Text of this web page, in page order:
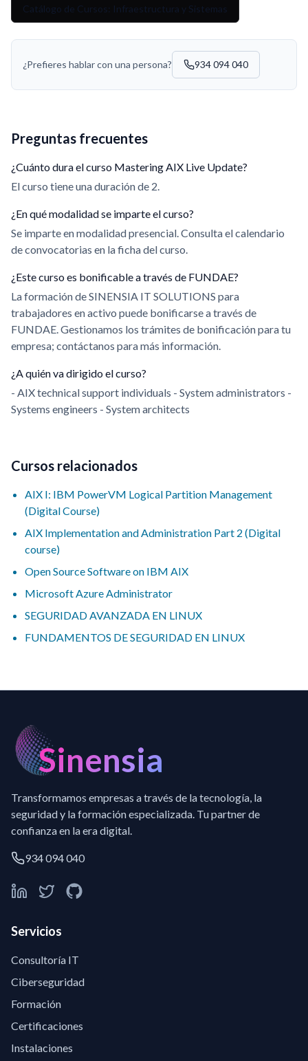
Catálogo de Cursos: Infraestructura y Sistemas
¿Prefieres hablar con una persona? 934 094 040
Preguntas frecuentes
¿Cuánto dura el curso Mastering AIX Live Update?
El curso tiene una duración de 2.
¿En qué modalidad se imparte el curso?
Se imparte en modalidad presencial. Consulta el calendario
de convocatorias en la ficha del curso.
¿Este curso es bonificable a través de FUNDAE?
La formación de SINENSIA IT SOLUTIONS para
trabajadores en activo puede bonificarse a través de
FUNDAE. Gestionamos los trámites de bonificación para tu
empresa; contáctanos para más información.
¿A quién va dirigido el curso?
- AIX technical support individuals - System administrators -
Systems engineers - System architects
Cursos relacionados
AIX I: IBM PowerVM Logical Partition Management
(Digital Course)
AIX Implementation and Administration Part 2 (Digital
course)
Open Source Software on IBM AIX
Microsoft Azure Administrator
SEGURIDAD AVANZADA EN LINUX
FUNDAMENTOS DE SEGURIDAD EN LINUX
Sinensia
Transformamos empresas a través de la tecnología, la
seguridad y la formación especializada. Tu partner de
confianza en la era digital.
934 094 040
Servicios
Consultoría IT
Ciberseguridad
Formación
Certificaciones
Instalaciones